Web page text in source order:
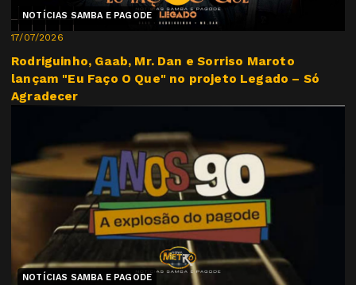
NOTÍCIAS SAMBA E PAGODE
17/07/2026
Rodriguinho, Gaab, Mr. Dan e Sorriso Maroto
lançam "Eu Faço O Que" no projeto Legado – Só
Agradecer
NOTÍCIAS SAMBA E PAGODE